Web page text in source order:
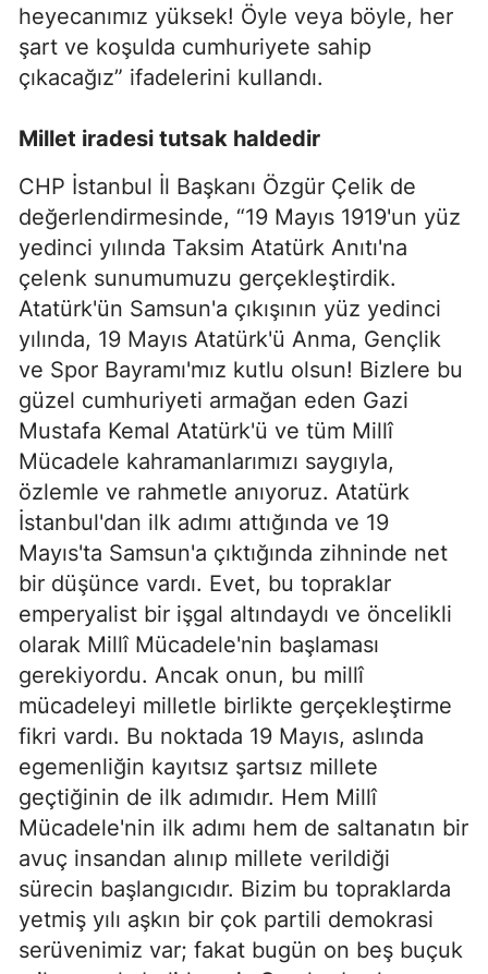
heyecanımız yüksek! Öyle veya böyle, her
şart ve koşulda cumhuriyete sahip
çıkacağız” ifadelerini kullandı.
Millet iradesi tutsak haldedir
CHP İstanbul İl Başkanı Özgür Çelik de
değerlendirmesinde, “19 Mayıs 1919'un yüz
yedinci yılında Taksim Atatürk Anıtı'na
çelenk sunumumuzu gerçekleştirdik.
Atatürk'ün Samsun'a çıkışının yüz yedinci
yılında, 19 Mayıs Atatürk'ü Anma, Gençlik
ve Spor Bayramı'mız kutlu olsun! Bizlere bu
güzel cumhuriyeti armağan eden Gazi
Mustafa Kemal Atatürk'ü ve tüm Millî
Mücadele kahramanlarımızı saygıyla,
özlemle ve rahmetle anıyoruz. Atatürk
İstanbul'dan ilk adımı attığında ve 19
Mayıs'ta Samsun'a çıktığında zihninde net
bir düşünce vardı. Evet, bu topraklar
emperyalist bir işgal altındaydı ve öncelikli
olarak Millî Mücadele'nin başlaması
gerekiyordu. Ancak onun, bu millî
mücadeleyi milletle birlikte gerçekleştirme
fikri vardı. Bu noktada 19 Mayıs, aslında
egemenliğin kayıtsız şartsız millete
geçtiğinin de ilk adımıdır. Hem Millî
Mücadele'nin ilk adımı hem de saltanatın bir
avuç insandan alınıp millete verildiği
sürecin başlangıcıdır. Bizim bu topraklarda
yetmiş yılı aşkın bir çok partili demokrasi
serüvenimiz var; fakat bugün on beş buçuk